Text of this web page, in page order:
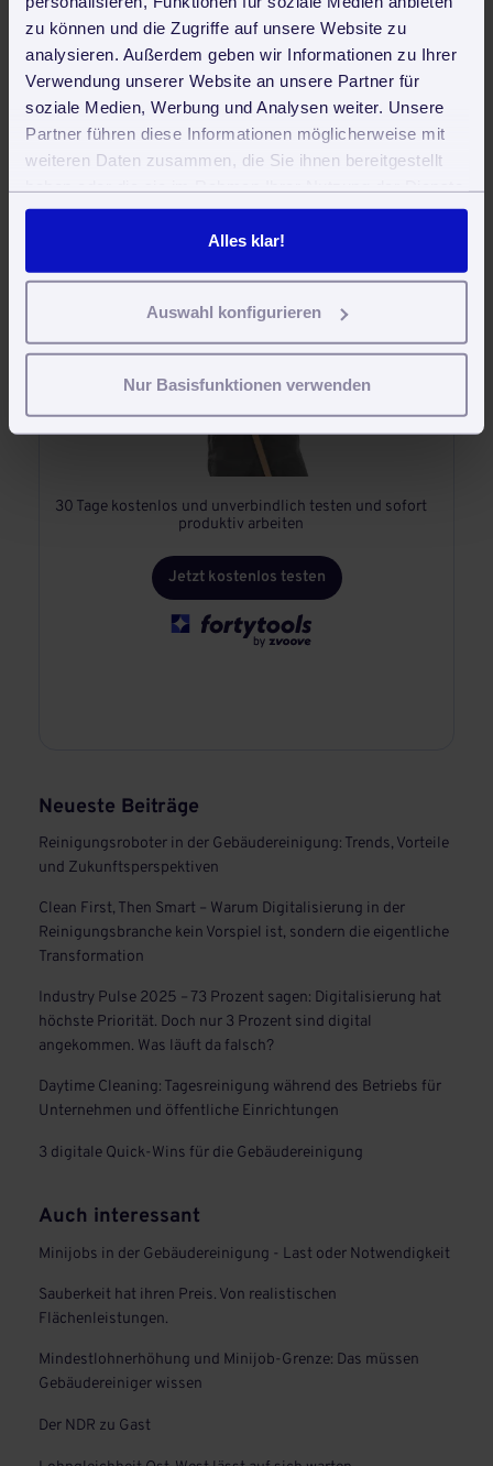
zu können und die Zugriffe auf unsere Website zu
analysieren. Außerdem geben wir Informationen zu Ihrer
Verwendung unserer Website an unsere Partner für
soziale Medien, Werbung und Analysen weiter. Unsere
Partner führen diese Informationen möglicherweise mit
weiteren Daten zusammen, die Sie ihnen bereitgestellt
gesammelt haben. Sie geben Einwilligung zu unseren
Cookies, wenn Sie unsere Webseite weiterhin nutzen.
Alles klar!
Auswahl konfigurieren
Nur Basisfunktionen verwenden
   Bewertet mit durchschnittlich 3.6
Sternen von
Lesern.
Software für Gebäudereiniger und
30 Tage kostenlos und unverbindlich testen und sofort
produktiv arbeiten
Jetzt kostenlos testen
Neueste Beiträge
Reinigungsroboter in der Gebäudereinigung: Trends, Vorteile
und Zukunftsperspektiven
Clean First, Then Smart – Warum Digitalisierung in der
Reinigungsbranche kein Vorspiel ist, sondern die eigentliche
Transformation
Industry Pulse 2025 – 73 Prozent sagen: Digitalisierung hat
höchste Priorität. Doch nur 3 Prozent sind digital
angekommen. Was läuft da falsch?
Daytime Cleaning: Tagesreinigung während des Betriebs für
Unternehmen und öffentliche Einrichtungen
3 digitale Quick-Wins für die Gebäudereinigung
Auch interessant
Minijobs in der Gebäudereinigung - Last oder Notwendigkeit
Sauberkeit hat ihren Preis. Von realistischen
Flächenleistungen.
Mindestlohnerhöhung und Minijob-Grenze: Das müssen
Gebäudereiniger wissen
Der NDR zu Gast